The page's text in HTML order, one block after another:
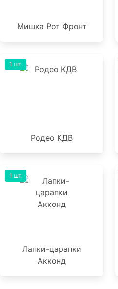
Мишка Рот Фронт
Родео КДВ
1 шт.
Лапки-царапки
Акконд
1 шт.